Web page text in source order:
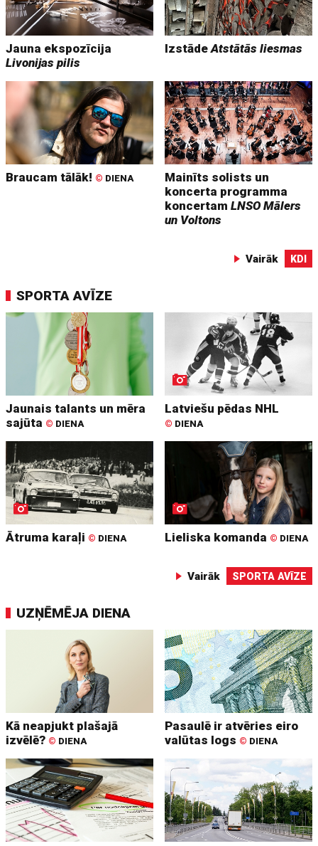
Jauna ekspozīcija
Livonijas pilis
IzstādeAtstātās liesmas
Braucam tālāk! © DIENA
Mainīts solists un
koncerta programma
koncertamLNSO Mālers
un Voltons
Vairāk KDI
SPORTA AVĪZE
Jaunais talants un mēra
sajūta © DIENA
Latviešu pēdas NHL
© DIENA
Ātruma karaļi © DIENA Lieliska komanda © DIENA
Vairāk SPORTA AVĪZE
UZŅĒMĒJA DIENA
Kā neapjukt plašajā
izvēlē? © DIENA
Pasaulē ir atvēries eiro
valūtas logs © DIENA